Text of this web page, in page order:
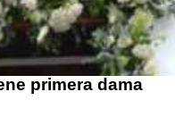
primera dama